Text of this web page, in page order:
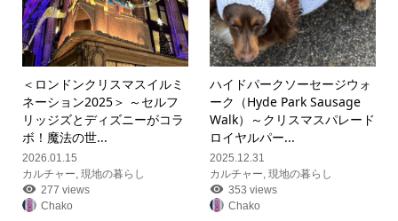
＜ロンドンクリスマスイルミ
ネーション2025＞ ～セルフ
リッジズとディズニーがコラ
ボ！魔法の世...
2026.01.15
カルチャー 現地の暮らし
277 views
Chako
ハイドパークソーセージウォ
ーク（Hyde Park Sausage
Walk）～クリスマスパレード
ロイヤルパー...
2025.12.31
カルチャー ,現地の暮らし
353 views
Chako